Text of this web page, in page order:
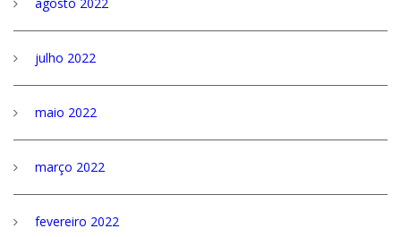
julho 2022
maio 2022
março 2022
fevereiro 2022